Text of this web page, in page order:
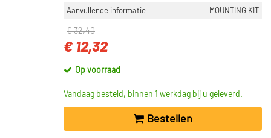
Aanvullende informatie
MOUNTING KIT
€ 32,40
€ 12,32
Op voorraad
Vandaag besteld, binnen 1 werkdag bij u geleverd.
Bestellen